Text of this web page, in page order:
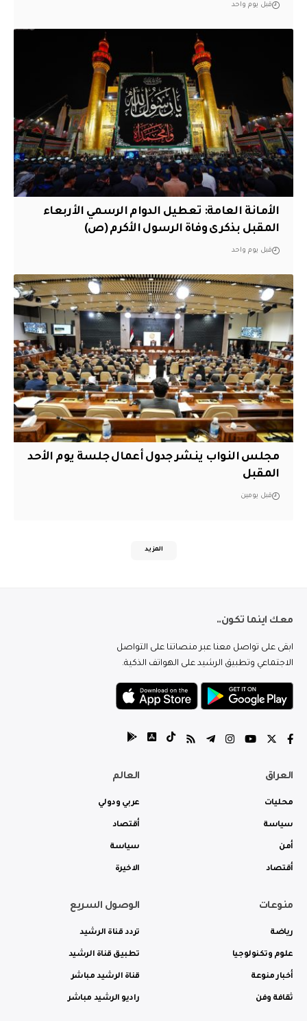
قبل يوم واحد
الأمانة العامة: تعطيل الدوام الرسمي الأربعاء
المقبل بذكرى وفاة الرسول الأكرم (ص)
قبل يوم واحد
مجلس النواب ينشر جدول أعمال جلسة يوم الأحد
المقبل
قبل يومين
المزيد
معك اينما تكون..
ابقى على تواصل معنا عبر منصاتنا على التواصل
الاجتماعي وتطبيق الرشيد على الهواتف الذكية.
العراق
محليات
سياسة
أمن
أقتصاد
العالم
عربي ودولي
أقتصاد
سياسة
الاخيرة
منوعات
رياضة
علوم وتكنولوجيا
أخبار منوعة
ثقافة وفن
الوصول السريع
تردد قناة الرشيد
تطبيق قناة الرشيد
قناة الرشيد مباشر
راديو الرشيد مباشر